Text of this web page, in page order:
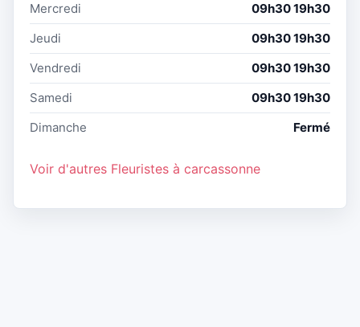
Mercredi
09h30 19h30
Jeudi
09h30 19h30
Vendredi
09h30 19h30
Samedi
09h30 19h30
Dimanche
Fermé
Voir d'autres Fleuristes à carcassonne